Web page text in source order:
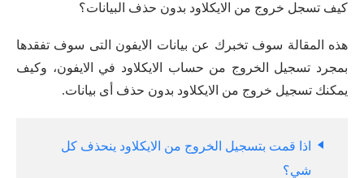
كيف تسجل خروج من الايكلاود بدون حذف البيانات؟
هذه المقالة سوف تخبرك عن بيانات الايفون التى سوف تفقدها
بمجرد تسجيل الخروج من حساب الايكلاود في الايفون، وكيف
يمكنك تسجيل خروج من الايكلاود بدون حذف أى بيانات.
اذا قمت بتسجيل الخروج من الايكلاود ينحذف كل
شي؟